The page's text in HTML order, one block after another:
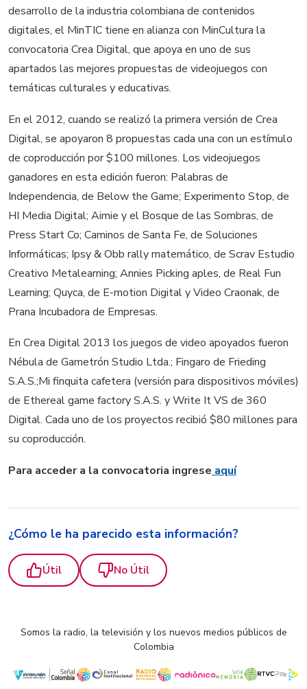
desarrollo de la industria colombiana de contenidos
digitales, el MinTIC tiene en alianza con MinCultura la
convocatoria Crea Digital, que apoya en uno de sus
apartados las mejores propuestas de videojuegos con
temáticas culturales y educativas.
En el 2012, cuando se realizó la primera versión de Crea
Digital, se apoyaron 8 propuestas cada una con un estímulo
de coproducción por $100 millones. Los videojuegos
ganadores en esta edición fueron: Palabras de
Independencia, de Below the Game; Experimento Stop, de
HI Media Digital; Aimie y el Bosque de las Sombras, de
Press Start Co; Caminos de Santa Fe, de Soluciones
Informáticas; Ipsy & Obb rally matemático, de Scrav Estudio
Creativo Metalearning; Annies Picking aples, de Real Fun
Learning; Quyca, de E-motion Digital y Video Craonak, de
Prana Incubadora de Empresas.
En Crea Digital 2013 los juegos de video apoyados fueron
Nébula de Gametrón Studio Ltda.; Fingaro de Frieding
S.A.S.;Mi finquita cafetera (versión para dispositivos móviles)
de Ethereal game factory S.A.S. y Write It VS de 360
Digital. Cada uno de los proyectos recibió $80 millones para
su coproducción.
Para acceder a la convocatoria ingrese aquí
¿Cómo le ha parecido esta información?
Útil No Útil
Somos la radio, la televisión y los nuevos medios públicos de
Colombia